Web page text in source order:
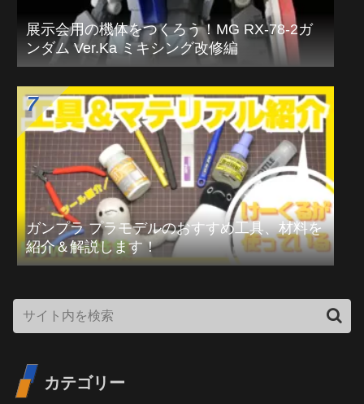
30MS オリジナルシスターをつくろう ミキシ
ング改造 リシェッタベースカスタム編
ンダム Ver.Ka ミキシング改修編